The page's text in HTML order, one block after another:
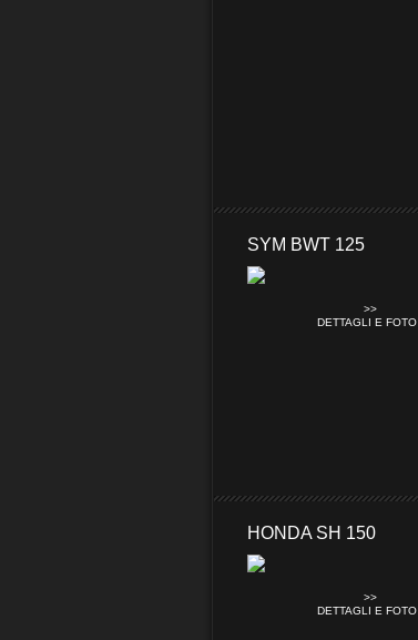
SYM BWT 125
>>
DETTAGLI E FOTO
HONDA SH 150
>>
DETTAGLI E FOTO